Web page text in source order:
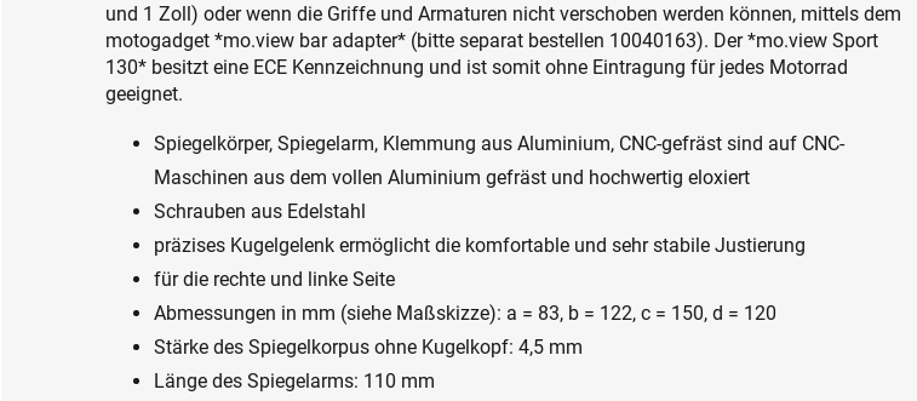
und 1 Zoll) oder wenn die Griffe und Armaturen nicht verschoben werden können, mittels dem
motogadget *mo.view bar adapter* (bitte separat bestellen 10040163). Der *mo.view Sport
130* besitzt eine ECE Kennzeichnung und ist somit ohne Eintragung für jedes Motorrad
geeignet.
Spiegelkörper, Spiegelarm, Klemmung aus Aluminium, CNC-gefräst sind auf CNC-
Maschinen aus dem vollen Aluminium gefräst und hochwertig eloxiert
Schrauben aus Edelstahl
präzises Kugelgelenk ermöglicht die komfortable und sehr stabile Justierung
für die rechte und linke Seite
Abmessungen in mm (siehe Maßskizze): a = 83, b = 122, c = 150, d = 120
Stärke des Spiegelkorpus ohne Kugelkopf: 4,5 mm
Länge des Spiegelarms: 110 mm